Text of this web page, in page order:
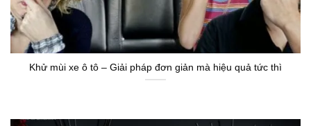
Khử mùi xe ô tô – Giải pháp đơn giản mà hiệu quả tức thì